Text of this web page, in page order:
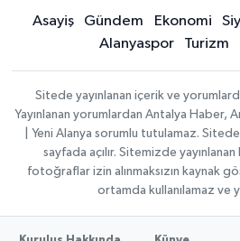
Asayiş Gündem Ekonomi
Alanyaspor
Turizm
Sitede yayınlanan içerik ve
Yayınlanan yorumlardan Antalya Haber,
| Yeni Alanya sorumlu tutulamaz.
sayfada açılır. Sitemizde
fotoğraflar izin alınmaksızın kaynak
ortamda kullanılamaz ve